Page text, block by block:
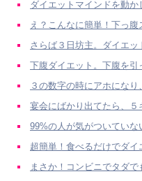
ダイエットマインドを動
え？こんなに簡単！下っ
さらば３日坊主。ダイエッ
下腹ダイエット。下腹を
３の数字の時にアホにな
宴会にばかり出てたら、
99%の人が気がついてい
超簡単！食べるだけでダ
まさか！コンビニでタダ